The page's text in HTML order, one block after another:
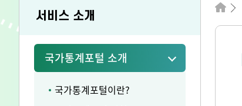
서비스 소개
국가통계포털 소개
국가통계포털이란?